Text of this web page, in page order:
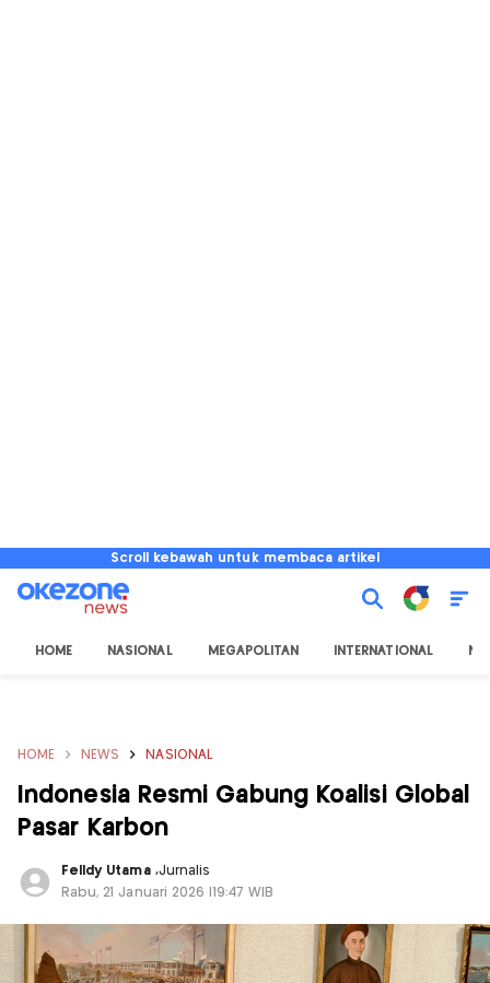
Scroll kebawah untuk membaca artikel
HOME NASIONAL MEGAPOLITAN INTERNATIONAL
HOME NEWS NASIONAL
Indonesia Resmi Gabung Koalisi Global
Pasar Karbon
Felldy Utama ,Jurnalis
Rabu, 21 Januari 2026 |19:47 WIB